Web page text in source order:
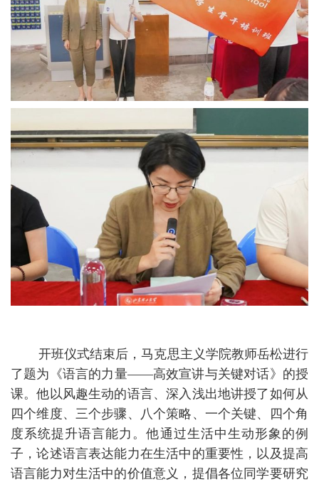
开班仪式结束后，马克思主义学院教师岳松进行
了题为《语言的力量——高效宣讲与关键对话》的授
课。他以风趣生动的语言、深入浅出地讲授了如何从
四个维度、三个步骤、八个策略、一个关键、四个角
度系统提升语言能力。他通过生活中生动形象的例
子，论述语言表达能力在生活中的重要性，以及提高
语言能力对生活中的价值意义，提倡各位同学要研究